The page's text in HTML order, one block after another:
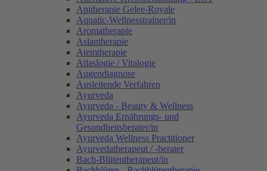
Apitherapie Gelee-Royale
Aquatic-Wellnesstrainer/in
Aromatherapie
Aslantherapie
Atemtherapie
Atlaslogie / Vitalogie
Augendiagnose
Ausleitende Verfahren
Ayurveda
Ayurveda - Beauty & Wellness
Ayurveda Ernährungs- und
Gesundheitsberater/in
Ayurveda Wellness Practitioner
Ayurvedatherapeut / -berater
Bach-Blütentherapeut/in